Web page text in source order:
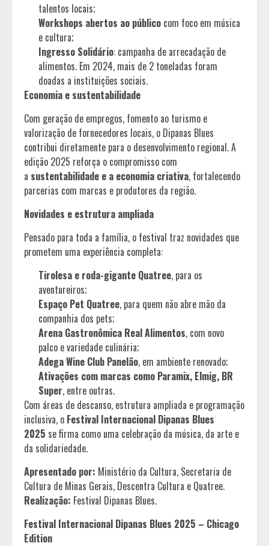
talentos locais;
Workshops abertos ao público com foco em música
e cultura;
Ingresso Solidário: campanha de arrecadação de
alimentos. Em 2024, mais de 2 toneladas foram
doadas a instituições sociais.
Economia e sustentabilidade
Com geração de empregos, fomento ao turismo e
valorização de fornecedores locais, o Dipanas Blues
contribui diretamente para o desenvolvimento regional. A
edição 2025 reforça o compromisso com
a sustentabilidade e a economia criativa, fortalecendo
parcerias com marcas e produtores da região.
Novidades e estrutura ampliada
Pensado para toda a família, o festival traz novidades que
prometem uma experiência completa:
Tirolesa e roda-gigante Quatree, para os
aventureiros;
Espaço Pet Quatree, para quem não abre mão da
companhia dos pets;
Arena Gastronômica Real Alimentos, com novo
palco e variedade culinária;
Adega Wine Club Panelão, em ambiente renovado;
Ativações com marcas como Paramix, Elmig, BR
Super, entre outras.
Com áreas de descanso, estrutura ampliada e programação
inclusiva, o Festival Internacional Dipanas Blues
2025 se firma como uma celebração da música, da arte e
da solidariedade.
Apresentado por: Ministério da Cultura, Secretaria de
Cultura de Minas Gerais, Descentra Cultura e Quatree.
Realização: Festival Dipanas Blues.
Festival Internacional Dipanas Blues 2025 – Chicago
Edition